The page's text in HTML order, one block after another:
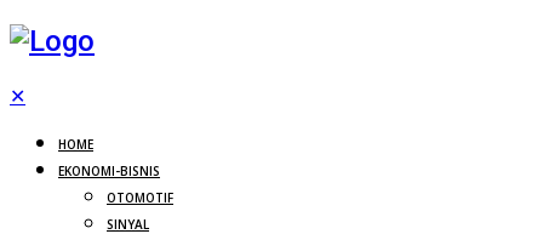
✕
HOME
EKONOMI-BISNIS
OTOMOTIF
SINYAL